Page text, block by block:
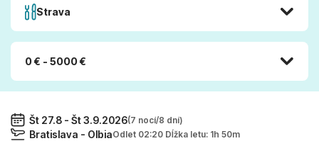
Strava
0 € - 5000 €
Št 27.8 - Št 3.9.2026(7 nocí/8 dní)
Bratislava - OlbiaOdlet 02:20 Dĺžka letu: 1h 50m